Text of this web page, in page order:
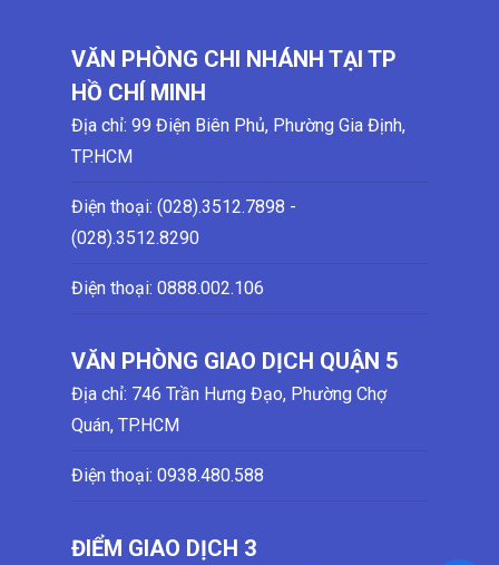
VĂN PHÒNG CHI NHÁNH TẠI TP
HỒ CHÍ MINH
Địa chỉ: 99 Điện Biên Phủ, Phường Gia Định,
TP.HCM
Điện thoại: (028).3512.7898 -
(028).3512.8290
Điện thoại: 0888.002.106
VĂN PHÒNG GIAO DỊCH QUẬN 5
Địa chỉ: 746 Trần Hưng Đạo, Phường Chợ
Quán, TP.HCM
Điện thoại: 0938.480.588
ĐIỂM GIAO DỊCH 3